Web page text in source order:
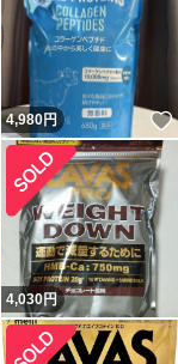
いいね！
4,980円
4,030円